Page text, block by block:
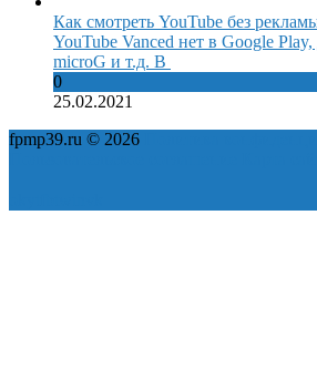
Как смотреть YouTube без
YouTube Vanced нет в Google
microG и т.д. В
0
25.02.2021
fpmp39.ru © 2026